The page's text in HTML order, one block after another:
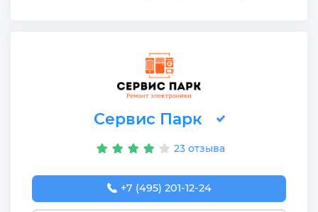
Сервис Парк
23 отзыва
+7 (495) 201-12-24